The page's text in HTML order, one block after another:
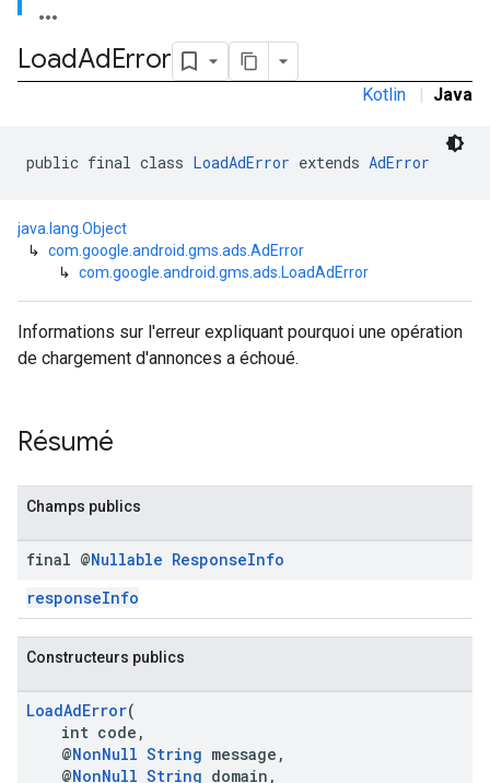
LoadAdError
Kotlin | Java
public final class LoadAdError extends AdError
java.lang.Object
↳ com.google.android.gms.ads.AdError
↳ com.google.android.gms.ads.LoadAdError
Informations sur l'erreur expliquant pourquoi une opération
de chargement d'annonces a échoué.
Résumé
Champs publics
final @Nullable ResponseInfo
responseInfo
Constructeurs publics
LoadAdError(
int code,
@NonNull String message,
@NonNull String domain,